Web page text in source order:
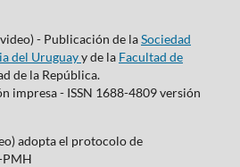
- Publicación de laSociedad
del Uruguayy de la Facultad de
de la República.
impresa - ISSN 1688-4809 versión
adopta el protocolo de